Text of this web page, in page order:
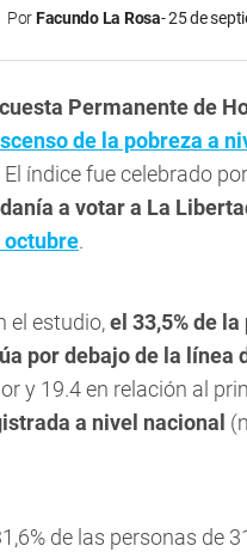
PorFacundo La Rosa 25 de
Permanente de
de la pobreza a
El índice fue celebrado por
a votar a La
octubre.
el estudio,el 33,5% de
por debajo de la línea
y 19.4 en relación al
a nivel nacional
de las personas de